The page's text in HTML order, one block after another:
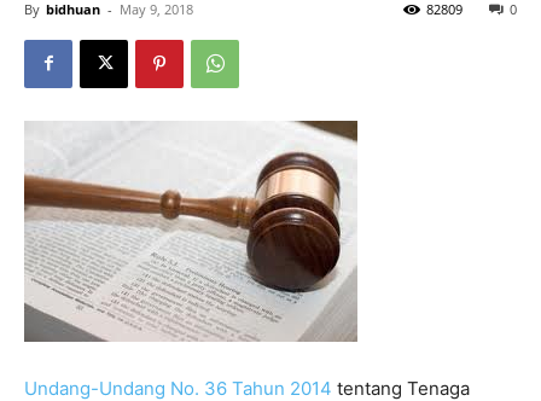
By bidhuan - May 9, 2018 0
82809
Undang-Undang No. 36 Tahun 2014 tentang Tenaga